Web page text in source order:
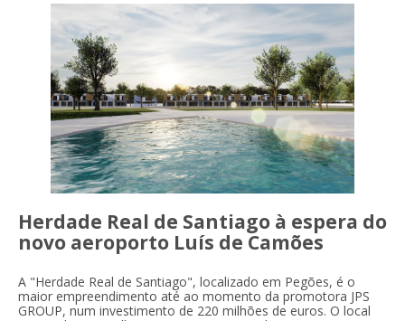
Herdade Real de Santiago à espera do
novo aeroporto Luís de Camões
A "Herdade Real de Santiago", localizado em Pegões, é o
maior empreendimento até ao momento da promotora JPS
GROUP, num investimento de 220 milhões de euros. O local